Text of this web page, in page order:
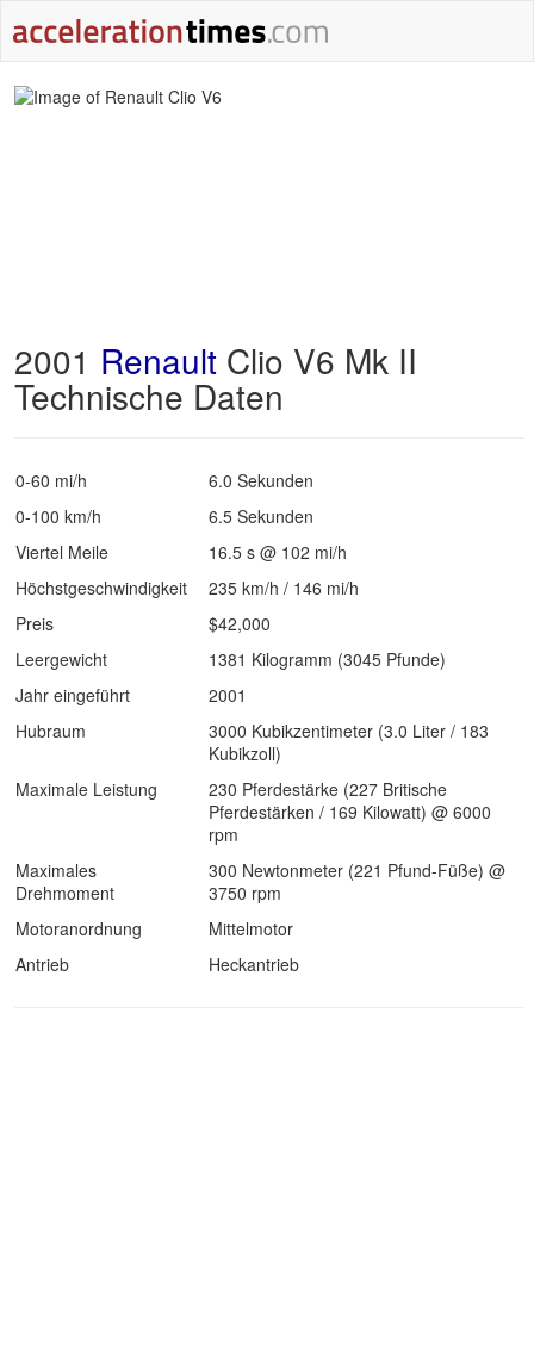
2001 Renault Clio V6 Mk II
Technische Daten
0-60 mi/h
6.0 Sekunden
0-100 km/h
6.5 Sekunden
Viertel Meile
16.5 s @ 102 mi/h
Höchstgeschwindigkeit
235 km/h / 146 mi/h
Preis
$42,000
Leergewicht
1381 Kilogramm (3045 Pfunde)
Jahr eingeführt
2001
Hubraum
3000 Kubikzentimeter (3.0 Liter / 183
Kubikzoll)
Maximale Leistung
230 Pferdestärke (227 Britische
Pferdestärken / 169 Kilowatt) @ 6000
rpm
Maximales
Drehmoment
300 Newtonmeter (221 Pfund-Füße) @
3750 rpm
Motoranordnung
Mittelmotor
Antrieb
Heckantrieb